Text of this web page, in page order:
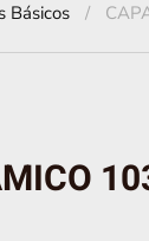
Básicos